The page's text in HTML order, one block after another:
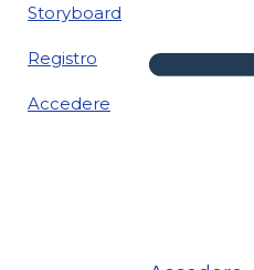
Storyboard
Registro
Accedere